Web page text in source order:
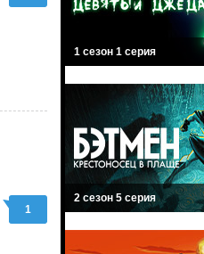
1
1 сезон 1 серия
2 сезон 5 серия